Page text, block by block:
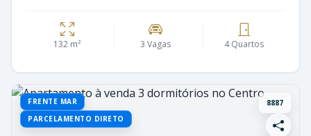
132 m² 3 Vagas 4 Quartos
FRENTE MAR
PARCELAMENTO DIRETO
8887